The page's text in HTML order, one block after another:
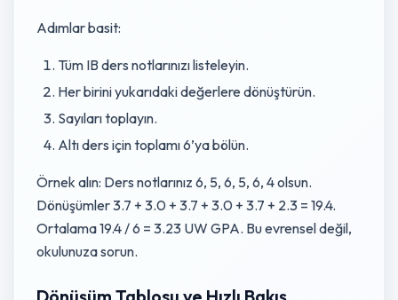
Adımlar basit:
Tüm IB ders notlarınızı listeleyin.
Her birini yukarıdaki değerlere dönüştürün.
Sayıları toplayın.
Altı ders için toplamı 6’ya bölün.
Örnek alın: Ders notlarınız 6, 5, 6, 5, 6, 4 olsun.
Dönüşümler 3.7 + 3.0 + 3.7 + 3.0 + 3.7 + 2.3 = 19.4.
Ortalama 19.4 / 6 = 3.23 UW GPA. Bu evrensel değil,
okulunuza sorun.